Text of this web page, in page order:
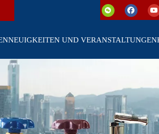
NEUIGKEITEN UND VERANSTALTUNGEN